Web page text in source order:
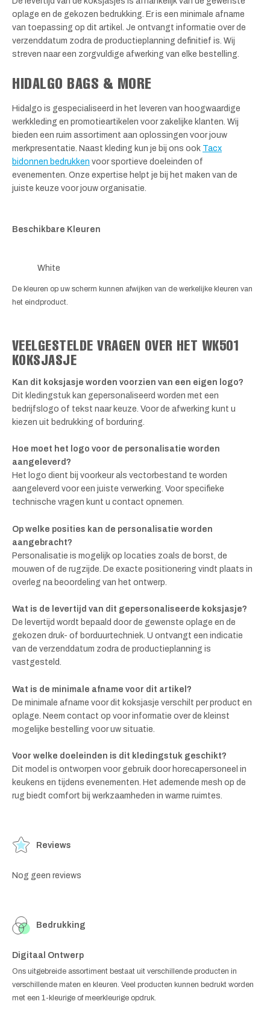
oplage en de gekozen bedrukking. Er is een minimale afname
van toepassing op dit artikel. Je ontvangt informatie over de
verzenddatum zodra de productieplanning definitief is. Wij
streven naar een zorgvuldige afwerking van elke bestelling.
HIDALGO BAGS & MORE
Hidalgo is gespecialiseerd in het leveren van hoogwaardige
werkkleding en promotieartikelen voor zakelijke klanten. Wij
bieden een ruim assortiment aan oplossingen voor jouw
merkpresentatie. Naast kleding kun je bij ons ook Tacx
bidonnen bedrukken voor sportieve doeleinden of
evenementen. Onze expertise helpt je bij het maken van de
juiste keuze voor jouw organisatie.
Beschikbare Kleuren
White
De kleuren op uw scherm kunnen afwijken van de werkelijke kleuren van
het eindproduct.
VEELGESTELDE VRAGEN OVER HET WK501
KOKSJASJE
Kan dit koksjasje worden voorzien van een eigen logo?
Dit kledingstuk kan gepersonaliseerd worden met een
bedrijfslogo of tekst naar keuze. Voor de afwerking kunt u
kiezen uit bedrukking of borduring.
Hoe moet het logo voor de personalisatie worden
aangeleverd?
Het logo dient bij voorkeur als vectorbestand te worden
aangeleverd voor een juiste verwerking. Voor specifieke
technische vragen kunt u contact opnemen.
Op welke posities kan de personalisatie worden
aangebracht?
Personalisatie is mogelijk op locaties zoals de borst, de
mouwen of de rugzijde. De exacte positionering vindt plaats in
overleg na beoordeling van het ontwerp.
Wat is de levertijd van dit gepersonaliseerde koksjasje?
De levertijd wordt bepaald door de gewenste oplage en de
gekozen druk- of borduurtechniek. U ontvangt een indicatie
van de verzenddatum zodra de productieplanning is
vastgesteld.
Wat is de minimale afname voor dit artikel?
De minimale afname voor dit koksjasje verschilt per product en
oplage. Neem contact op voor informatie over de kleinst
mogelijke bestelling voor uw situatie.
Voor welke doeleinden is dit kledingstuk geschikt?
Dit model is ontworpen voor gebruik door horecapersoneel in
keukens en tijdens evenementen. Het ademende mesh op de
rug biedt comfort bij werkzaamheden in warme ruimtes.
Reviews
Nog geen reviews
Bedrukking
Digitaal Ontwerp
Ons uitgebreide assortiment bestaat uit verschillende producten in
verschillende maten en kleuren. Veel producten kunnen bedrukt worden
met een 1-kleurige of meerkleurige opdruk.